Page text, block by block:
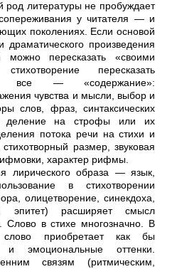
род литературы не пробуждает
сопереживания у читателя — и
поколениях. Если основой
драматического произведения
можно пересказать «своими
пересказать
все — «содержание»:
чувства и мысли, выбор и
слов, фраз, синтаксических
деление на строфы или их
потока речи на стихи и
размер, звуковая
характер рифмы.
лирического образа — язык,
в стихотворении
олицетворение, синекдоха,
эпитет) расширяет смысл
Слово в стихе многозначно. В
слово приобретает как бы
эмоциональные оттенки.
связям (ритмическим,